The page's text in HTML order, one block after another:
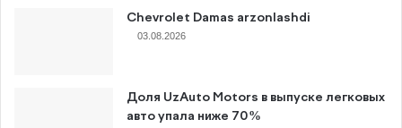
Chevrolet Damas arzonlashdi
03.08.2026
Доля UzAuto Motors в выпуске легковых
авто упала ниже 70%